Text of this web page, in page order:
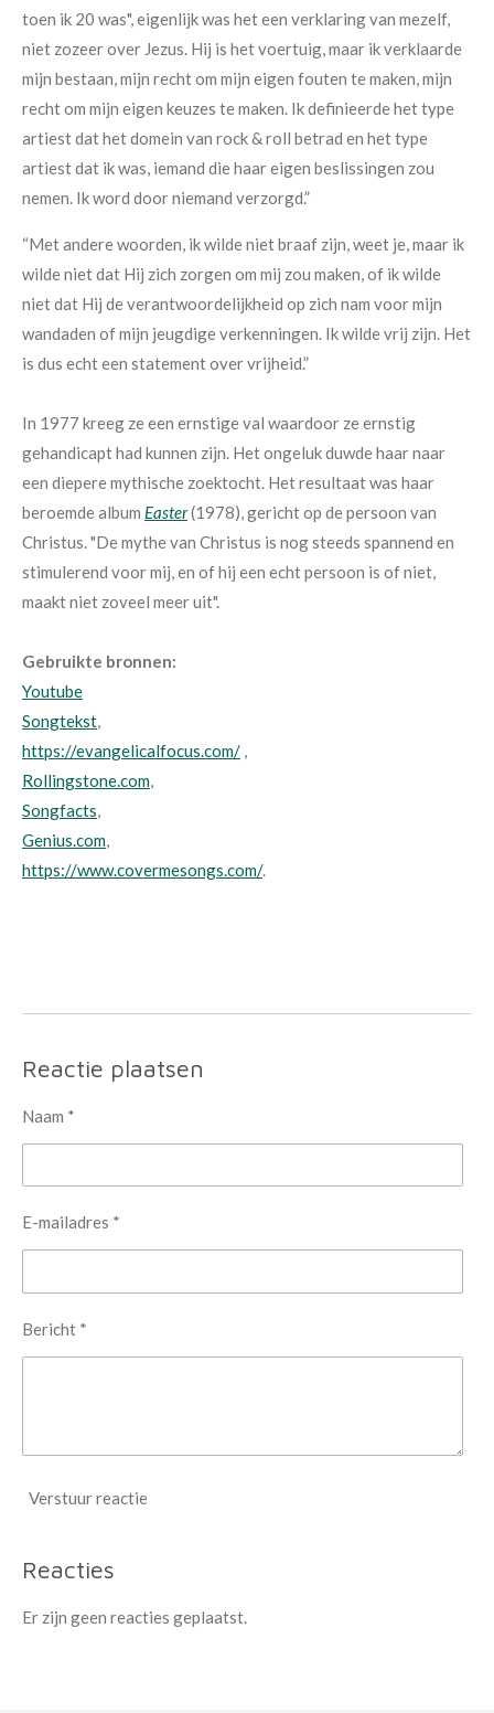
toen ik 20 was", eigenlijk was het een verklaring van mezelf,
niet zozeer over Jezus. Hij is het voertuig, maar ik verklaarde
mijn bestaan, mijn recht om mijn eigen fouten te maken, mijn
recht om mijn eigen keuzes te maken. Ik definieerde het type
artiest dat het domein van rock & roll betrad en het type
artiest dat ik was, iemand die haar eigen beslissingen zou
nemen. Ik word door niemand verzorgd.”
“Met andere woorden, ik wilde niet braaf zijn, weet je, maar ik
wilde niet dat Hij zich zorgen om mij zou maken, of ik wilde
niet dat Hij de verantwoordelijkheid op zich nam voor mijn
wandaden of mijn jeugdige verkenningen. Ik wilde vrij zijn. Het
is dus echt een statement over vrijheid.”
In 1977 kreeg ze een ernstige val waardoor ze ernstig
gehandicapt had kunnen zijn. Het ongeluk duwde haar naar
een diepere mythische zoektocht. Het resultaat was haar
beroemde album Easter(1978), gericht op de persoon van
Christus. "De mythe van Christus is nog steeds spannend en
stimulerend voor mij, en of hij een echt persoon is of niet,
maakt niet zoveel meer uit".
Gebruikte bronnen:
Youtube
Songtekst
https://evangelicalfocus.com/
Rollingstone.com
Songfacts
Genius.com
https://www.covermesongs.com/.
Reactie plaatsen
Naam *
E-mailadres *
Bericht *
Verstuur reactie
Reacties
Er zijn geen reacties geplaatst.